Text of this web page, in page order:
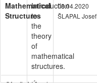
Mathematical
Structures
Introduction
to
the
theory
of
mathematical
structures.
08.04.2020
ŠLAPAL Josef